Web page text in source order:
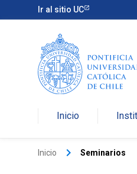
Ir al sitio UC
Inicio
Inicio keyboard_arrow_right Seminarios